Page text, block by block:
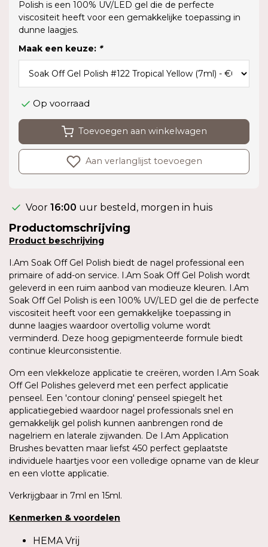
Polish is een 100% UV/LED gel die de perfecte
viscositeit heeft voor een gemakkelijke toepassing in
dunne laagjes.
Maak een keuze: *
Op voorraad
Toevoegen aan winkelwagen
Aan verlanglijst toevoegen
Voor 16:00 uur besteld, morgen in huis
Productomschrijving
Product beschrijving
I.Am Soak Off Gel Polish biedt de nagel professional een
primaire of add-on service. I.Am Soak Off Gel Polish wordt
geleverd in een ruim aanbod van modieuze kleuren. I.Am
Soak Off Gel Polish is een 100% UV/LED gel die de perfecte
viscositeit heeft voor een gemakkelijke toepassing in
dunne laagjes waardoor overtollig volume wordt
verminderd. Deze hoog gepigmenteerde formule biedt
continue kleurconsistentie.
Om een vlekkeloze applicatie te creëren, worden I.Am Soak
Off Gel Polishes geleverd met een perfect applicatie
penseel. Een 'contour cloning' penseel spiegelt het
applicatiegebied waardoor nagel professionals snel en
gemakkelijk gel polish kunnen aanbrengen rond de
nagelriem en laterale zijwanden. De I.Am Application
Brushes bevatten maar liefst 450 perfect geplaatste
individuele haartjes voor een volledige opname van de kleur
en een vlotte applicatie.
Verkrijgbaar in 7ml en 15ml.
Kenmerken & voordelen
HEMA Vrij